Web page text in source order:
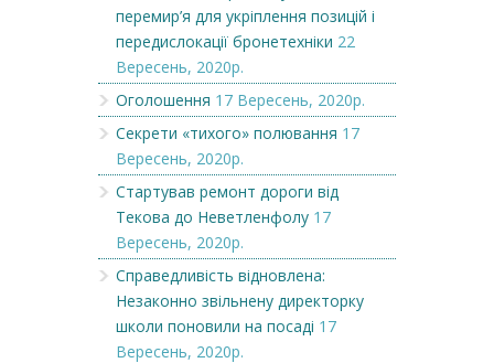
перемир’я для укріплення позицій і
передислокації бронетехніки 22
Вересень, 2020р.
Оголошення 17 Вересень, 2020р.
Секрети «тихого» полювання 17
Вересень, 2020р.
Стартував ремонт дороги від
Текова до Неветленфолу 17
Вересень, 2020р.
Справедливість відновлена:
Незаконно звільнену директорку
школи поновили на посаді 17
Вересень, 2020р.